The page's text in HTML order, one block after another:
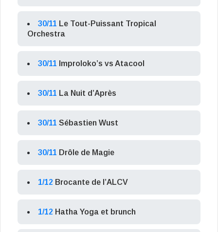
30/11 Le Tout-Puissant Tropical
Orchestra
30/11 Improloko’s vs Atacool
30/11 La Nuit d’Après
30/11 Sébastien Wust
30/11 Drôle de Magie
1/12 Brocante de l’ALCV
1/12 Hatha Yoga et brunch